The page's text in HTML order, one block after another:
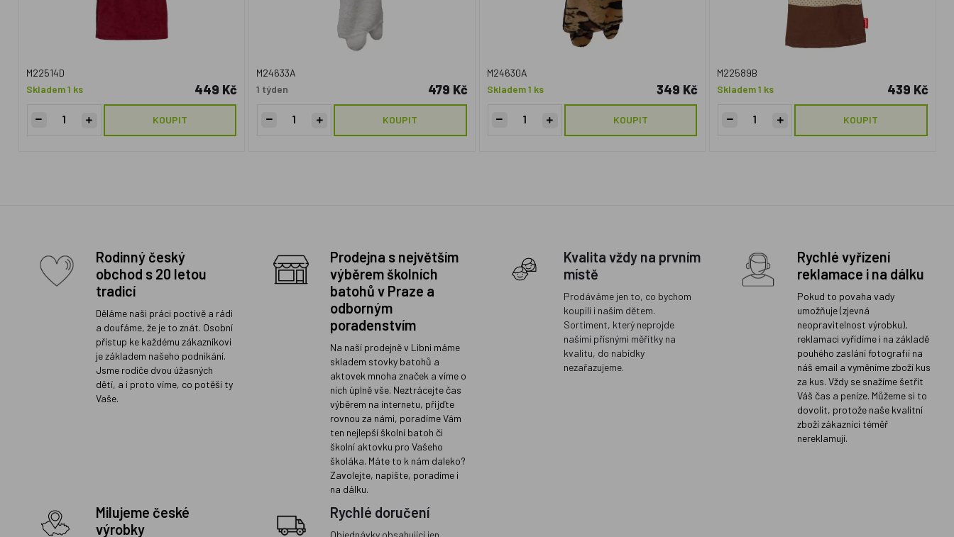
M22514D
Skladem 1 ks
449 Kč
KOUPIT
M24633A
1 týden
479 Kč
KOUPIT
M24630A
Skladem 1 ks
349 Kč
KOUPIT
M22589B
Skladem 1 ks
439 Kč
KOUPIT
Rodinný český
obchod s 20 letou
tradicí
Děláme naši práci poctivě a rádi
a doufáme, že je to znát. Osobní
přístup ke každému zákazníkovi
je základem našeho podnikání.
Jsme rodiče dvou úžasných
dětí, a i proto víme, co potěší ty
Vaše.
Prodejna s největším
výběrem školních
batohů v Praze a
odborným
poradenstvím
Na naší prodejně v Libni máme
skladem stovky batohů a
aktovek mnoha značek a víme o
nich úplně vše. Neztrácejte čas
výběrem na internetu, přijďte
rovnou za námi, poradíme Vám
ten nejlepší školní batoh či
školní aktovku pro Vašeho
školáka. Máte to k nám daleko?
Zavolejte, napište, poradíme i
na dálku.
Kvalita vždy na prvním
místě
Prodáváme jen to, co bychom
koupili i našim dětem.
Sortiment, který neprojde
našimi přísnými měřítky na
kvalitu, do nabídky
nezařazujeme.
Rychlé vyřízení
reklamace i na dálku
Pokud to povaha vady
umožňuje (zjevná
neopravitelnost výrobku),
reklamaci vyřídíme i na základě
pouhého zaslání fotografií na
náš email a vyměníme zboží kus
za kus. Vždy se snažíme šetřit
Váš čas a peníze. Můžeme si to
dovolit, protože naše kvalitní
zboží zákazníci téměř
nereklamují.
Milujeme české
výrobky
Rychlé doručení
Objednávky obsahující jen